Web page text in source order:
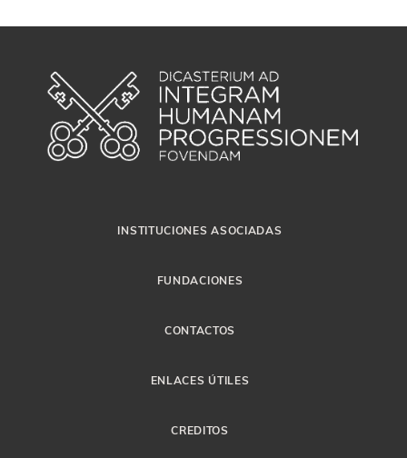
INSTITUCIONES ASOCIADAS
FUNDACIONES
CONTACTOS
ENLACES ÚTILES
CREDITOS